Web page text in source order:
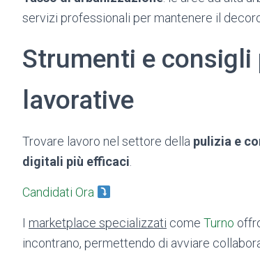
servizi professionali per mantenere il
Strumenti e
lavorative
Trovare lavoro nel settore della pulizia e
digitali più efficaci
Candidati Ora
I marketplace specializzati come Turno
incontrano, permettendo di avviare